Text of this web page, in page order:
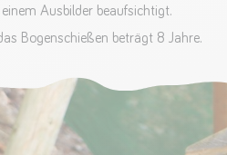
Ausbilder beaufsichtigt.
Bogenschießen beträgt 8 Jahre.